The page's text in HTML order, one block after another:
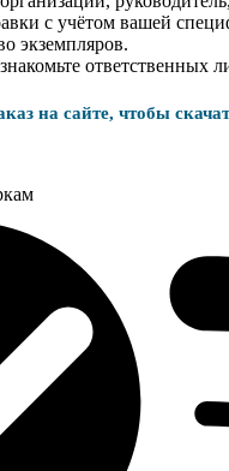
с учётом вашей
экземпляров.
ответственных
на сайте, чтобы